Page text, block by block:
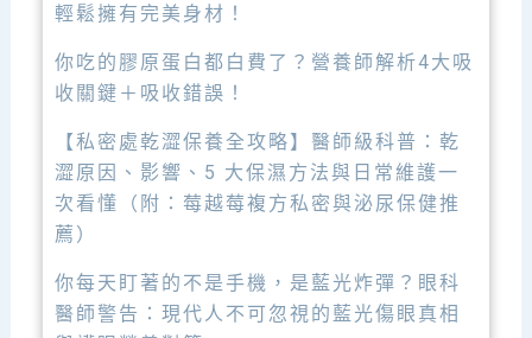
輕鬆擁有完美身材！
你吃的膠原蛋白都白費了？營養師解析4大吸
收關鍵＋吸收錯誤！
【私密處乾澀保養全攻略】醫師級科普：乾
澀原因、影響、5 大保濕方法與日常維護一
次看懂（附：莓越莓複方私密與泌尿保健推
薦）
你每天盯著的不是手機，是藍光炸彈？眼科
醫師警告：現代人不可忽視的藍光傷眼真相